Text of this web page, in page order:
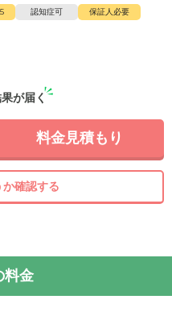
認知症可
保証人必要
が届く
料金見積もり
確認する
料金